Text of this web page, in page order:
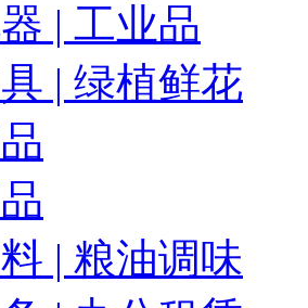
| 工业品
| 绿植鲜花
| 粮油调味